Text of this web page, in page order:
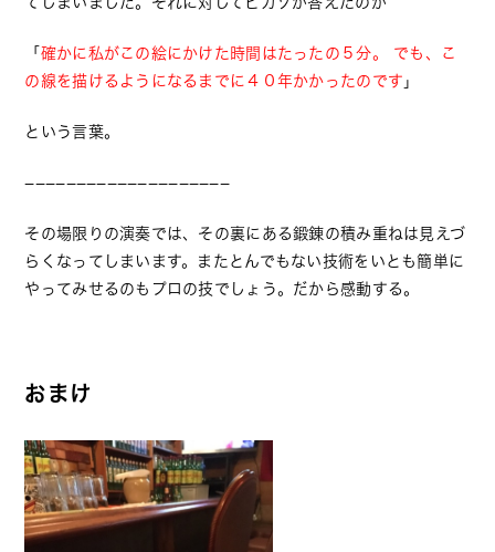
「 確かに私がこの絵にかけた時間はたったの５分。 でも、こ
の線を描けるようになるまでに４０年かかったのです 」
という言葉。
−−−−−−−−−−−−−−−−−−−−
その場限りの演奏では、その裏にある鍛錬の積み重ねは見えづ
らくなってしまいます。またとんでもない技術をいとも簡単に
やってみせるのもプロの技でしょう。だから感動する。
おまけ